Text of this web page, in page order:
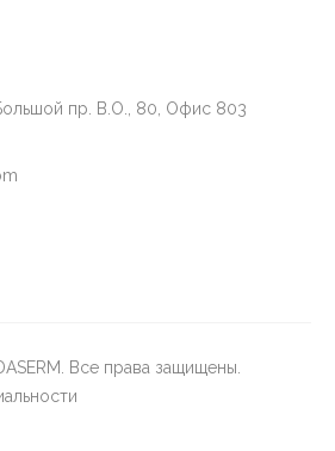
пр. В.О., 80, Офис 803
Все права защищены.